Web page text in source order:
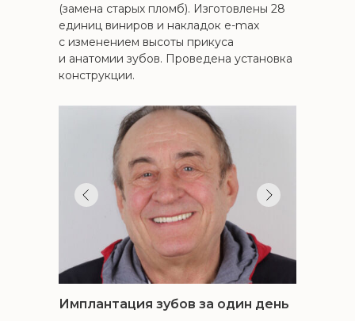
(замена старых пломб). Изготовлены 28
единиц виниров и накладок e-max
с изменением высоты прикуса
и анатомии зубов. Проведена установка
конструкции.
Имплантация зубов за один день